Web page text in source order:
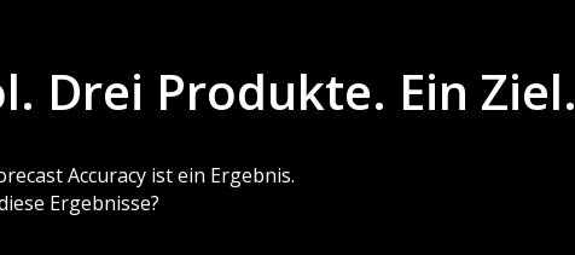
Drei Produkte. Ein Ziel.
Accuracy ist ein Ergebnis.
Ergebnisse?